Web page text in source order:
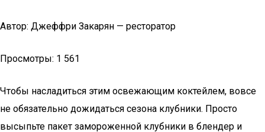
Автор: Джеффри Закарян — ресторатор
Просмотры: 1 561
Чтобы насладиться этим освежающим коктейлем, вовсе
не обязательно дожидаться сезона клубники. Просто
высыпьте пакет замороженной клубники в блендер и